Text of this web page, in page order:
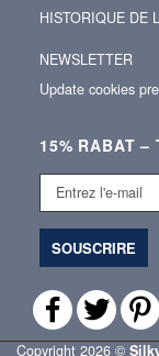
HISTORIQUE DE
NEWSLETTER
Update cookies
15% RABAT –
Entrez
mail
SOUSCRIRE
Copyright 2026 ©